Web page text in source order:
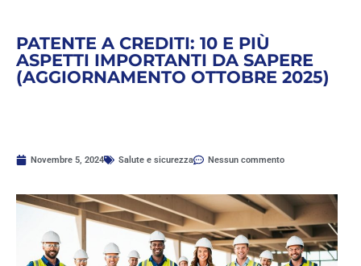
PATENTE A CREDITI: 10 E PIÙ
ASPETTI IMPORTANTI DA SAPERE
(AGGIORNAMENTO OTTOBRE 2025)
Novembre 5, 2024 Salute e sicurezza Nessun commento